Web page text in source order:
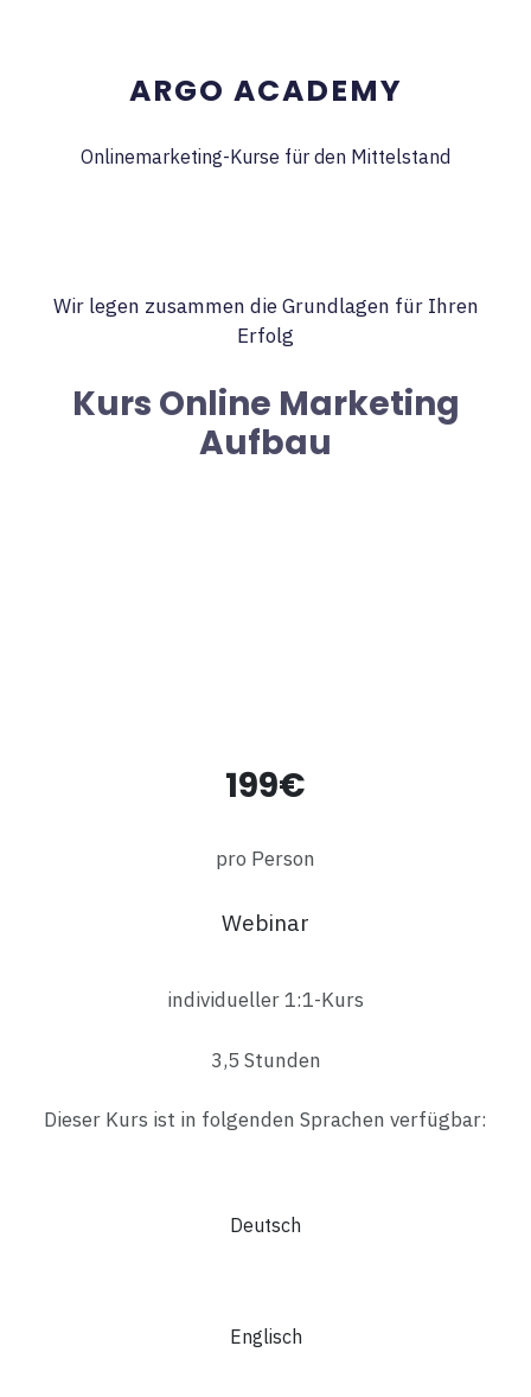
ARGO ACADEMY
Onlinemarketing-Kurse für den Mittelstand
Wir legen zusammen die Grundlagen für Ihren
Erfolg
Kurs Online Marketing
Aufbau
199€
pro Person
Webinar
individueller 1:1-Kurs
3,5 Stunden
Dieser Kurs ist in folgenden Sprachen verfügbar:
Deutsch
Englisch